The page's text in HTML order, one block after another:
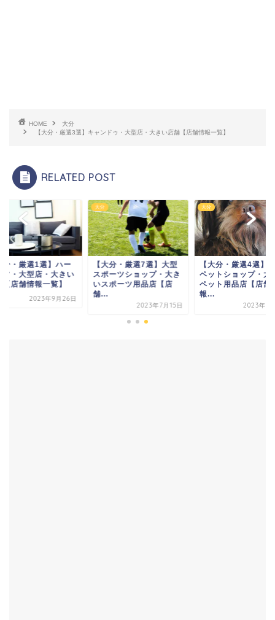
HOME
大分
【大分・厳選3選】キャンドゥ・大型店・大きい店舗【店舗情報一覧】
RELATED POST
分・厳選1選】ハー
フ・大型店・大きい
【店舗情報一覧】
2023年9月26日
大分
【大分・厳選7選】大型
スポーツショップ・大き
いスポーツ用品店【店
舗...
2023年7月15日
大分
【大分・厳選4選】
ペットショップ・大
ペット用品店【店舗
報...
2023年7